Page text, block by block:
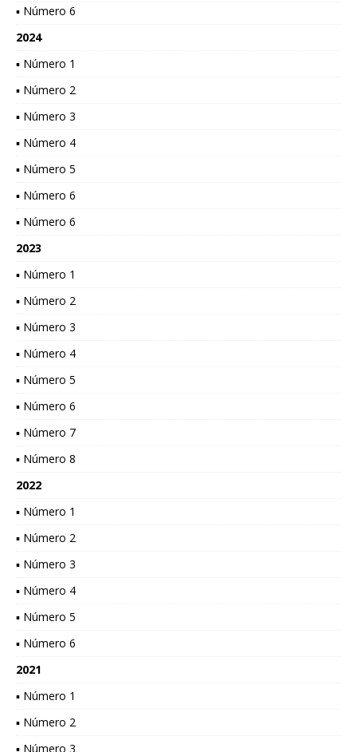
▪ Número 6
2024
▪ Número 1
▪ Número 2
▪ Número 3
▪ Número 4
▪ Número 5
▪ Número 6
▪ Número 6
2023
▪ Número 1
▪ Número 2
▪ Número 3
▪ Número 4
▪ Número 5
▪ Número 6
▪ Número 7
▪ Número 8
2022
▪ Número 1
▪ Número 2
▪ Número 3
▪ Número 4
▪ Número 5
▪ Número 6
2021
▪ Número 1
▪ Número 2
▪ Número 3